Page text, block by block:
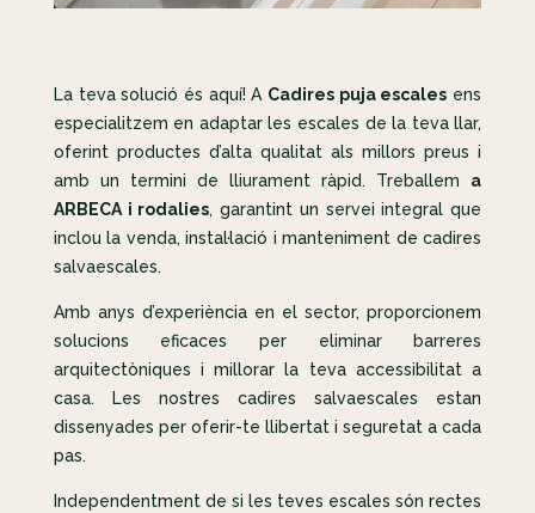
La teva solució és aquí! A Cadires puja escales ens
especialitzem en adaptar les escales de la teva llar,
oferint productes d’alta qualitat als millors preus i
amb un termini de lliurament ràpid. Treballem a
ARBECA i rodalies, garantint un servei integral que
inclou la venda, instal·lació i manteniment de cadires
salvaescales.
Amb anys d’experiència en el sector, proporcionem
solucions eficaces per eliminar barreres
arquitectòniques i millorar la teva accessibilitat a
casa. Les nostres cadires salvaescales estan
dissenyades per oferir-te llibertat i seguretat a cada
pas.
Independentment de si les teves escales són rectes